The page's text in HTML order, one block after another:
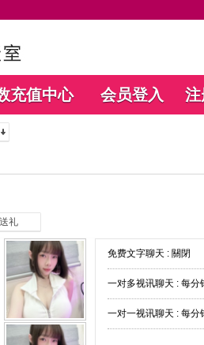
充值中心 会员登入 注
送礼
免费文字聊天 : 關閉
一对多视讯聊天 : 每分
一对一视讯聊天 : 每分